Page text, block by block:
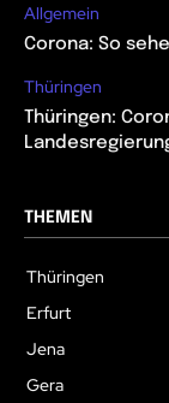
Allgemein
Corona: So
Thüringen
Thüringen:
THEMEN
Thüringen
Erfurt
Jena
Gera